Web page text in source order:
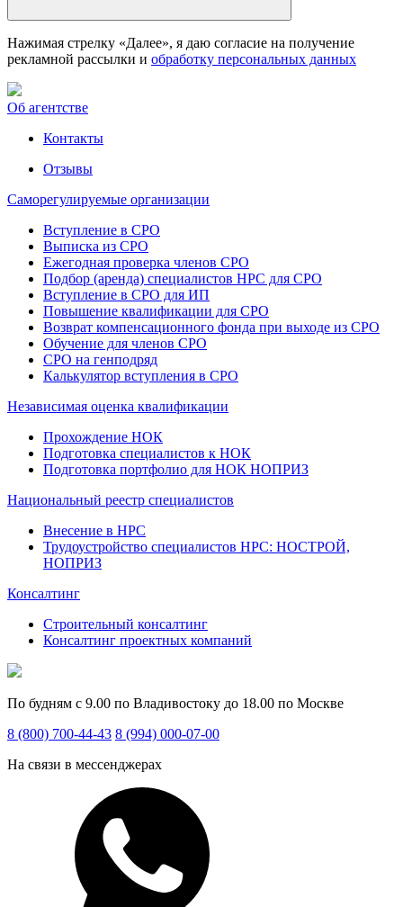
Нажимая стрелку «Далее», я даю согласие на получение
рекламной рассылки и обработку персональных данных
Об агентстве
Контакты
Отзывы
Саморегулируемые организации
Вступление в СРО
Выписка из СРО
Ежегодная проверка членов СРО
Подбор (аренда) специалистов НРС для СРО
Вступление в СРО для ИП
Повышение квалификации для СРО
Возврат компенсационного фонда при выходе из СРО
Обучение для членов СРО
СРО на генподряд
Калькулятор вступления в СРО
Независимая оценка квалификации
Прохождение НОК
Подготовка специалистов к НОК
Подготовка портфолио для НОК НОПРИЗ
Национальный реестр специалистов
Внесение в НРС
Трудоустройство специалистов НРС: НОСТРОЙ,
НОПРИЗ
Консалтинг
Строительный консалтинг
Консалтинг проектных компаний
По будням с 9.00 по Владивостоку до 18.00 по Москве
8 (800) 700-44-43 8 (994) 000-07-00
На связи в мессенджерах